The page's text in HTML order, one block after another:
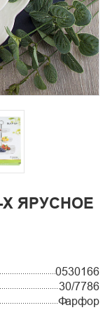
ЯРУСНОЕ
0530166
30/7786
Фарфор